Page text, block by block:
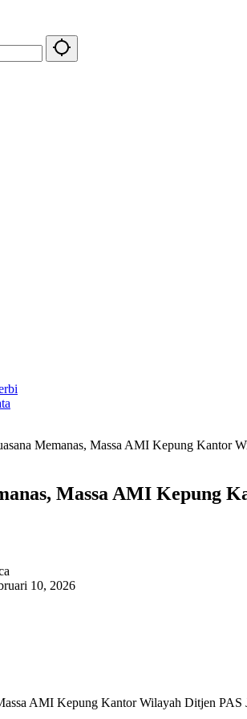
Memanas, Massa AMI Kepung Kantor
Massa AMI Kepung
10, 2026
AMI Kepung Kantor Wilayah Ditjen PAS